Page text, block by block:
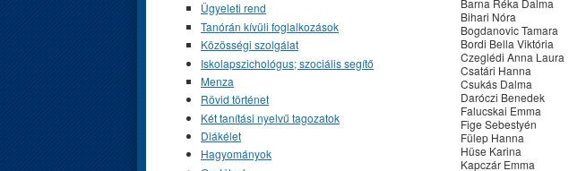
Bihari Nóra
Bogdanovic Tamara
Bordi Bella Viktória
Czeglédi Anna Laura
Csatári Hanna
Csukás Dalma
Daróczi Benedek
Falucskai Emma
Fige Sebestyén
Fülep Hanna
Hüse Karina
Kapczár Emma
Ügyeleti rend
Tanórán kívüli foglalkozások
Közösségi szolgálat
Iskolapszichológus; szociális segítő
Menza
Rövid történet
Két tanítási nyelvű tagozatok
Diákélet
Hagyományok